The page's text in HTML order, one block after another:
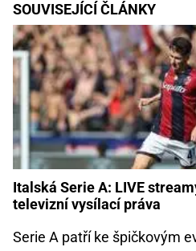
SOUVISEJÍCÍ ČLÁNKY
Italská Serie A: LIVE
televizní vysílací práva
Serie A patří ke špičkovým